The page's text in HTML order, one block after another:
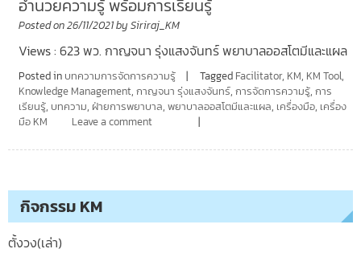
อำนวยความรู้ พร้อมการเรียนรู้
Posted on26/11/2021by Siriraj_KM
Views : 623 พว. กาญจนา รุ่งแสงจันทร์ พยาบาลออสโตมีและแผล
Posted in บทความการจัดการความรู้ Tagged Facilitator, KM, KM Tool,
Knowledge Management, กาญจนา รุ่งแสงจันทร์, การจัดการความรู้, การ
เรียนรู้, บทความ, ฝ่ายการพยาบาล, พยาบาลออสโตมีและแผล, เครื่องมือ, เครื่อง
มือ KM
Leave a comment
กิจกรรม KM
ตั้งวง(เล่า)